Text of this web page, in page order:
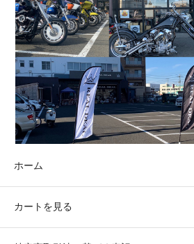
ホーム
カートを見る